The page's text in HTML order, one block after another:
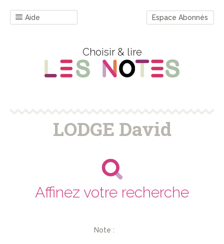
Aide Espace Abonnés
Choisir & lire
LODGE David
Affinez votre recherche
Note :